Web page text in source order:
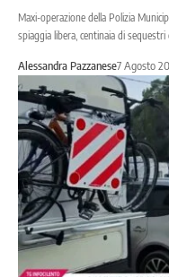
Maxi-operazione della Polizia
spiaggia libera, centinaia di sequestri
Alessandra Pazzanese7 Agosto